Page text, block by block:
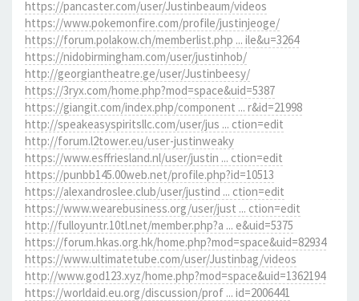
https://pancaster.com/user/Justinbeaum/videos
https://www.pokemonfire.com/profile/justinjeoge/
https://forum.polakow.ch/memberlist.php ... ile&u=3264
https://nidobirmingham.com/user/justinhob/
http://georgiantheatre.ge/user/Justinbeesy/
https://3ryx.com/home.php?mod=space&uid=5387
https://giangit.com/index.php/component ... r&id=21998
http://speakeasyspiritsllc.com/user/jus ... ction=edit
http://forum.l2tower.eu/user-justinweaky
https://www.esffriesland.nl/user/justin ... ction=edit
https://punbb145.00web.net/profile.php?id=10513
https://alexandroslee.club/user/justind ... ction=edit
https://www.wearebusiness.org/user/just ... ction=edit
http://fulloyuntr.10tl.net/member.php?a ... e&uid=5375
https://forum.hkas.org.hk/home.php?mod=space&uid=82934
https://www.ultimatetube.com/user/Justinbag/videos
http://www.god123.xyz/home.php?mod=space&uid=1362194
https://worldaid.eu.org/discussion/prof ... id=2006441